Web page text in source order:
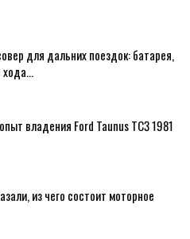
для дальних поездок: батарея,
хода…
владения Ford Taunus TC3 1981
из чего состоит моторное